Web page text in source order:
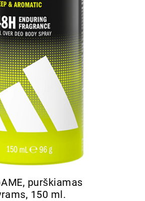
purškiamas
150 ml.